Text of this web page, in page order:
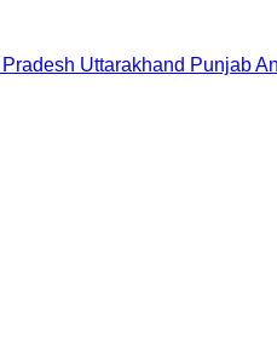
Uttarakhand Punjab